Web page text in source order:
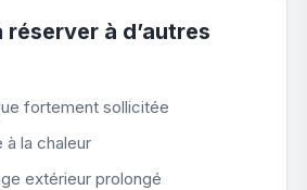
à d’autres
fortement sollicitée
la chaleur
extérieur prolongé